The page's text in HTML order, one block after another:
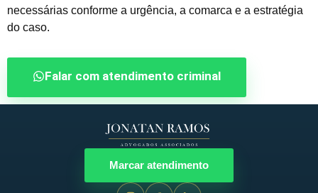
necessárias conforme a urgência, a comarca e a estratégia
do caso.
Falar com atendimento criminal
Marcar atendimento